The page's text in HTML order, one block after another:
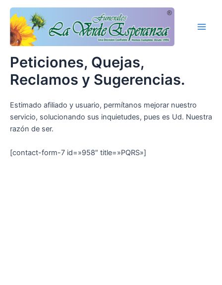
contenido
Peticiones, Quejas,
Reclamos y Sugerencias.
Estimado afiliado y usuario, permítanos mejorar nuestro
servicio, solucionando sus inquietudes, pues es Ud. Nuestra
razón de ser.
[contact-form-7 id=»958″ title=»PQRS»]